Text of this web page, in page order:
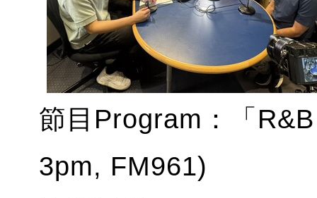
節目Program：「
3pm, FM961)